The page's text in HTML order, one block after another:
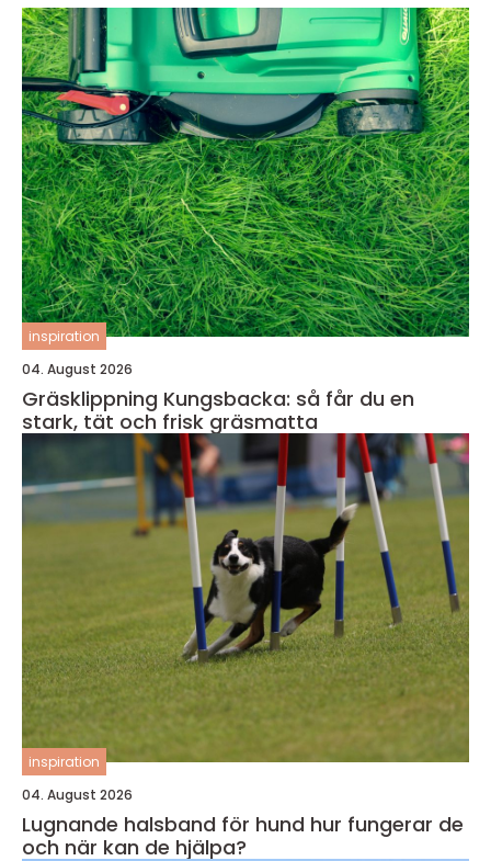
inspiration
04. August 2026
Gräsklippning Kungsbacka: så får du en
stark, tät och frisk gräsmatta
inspiration
04. August 2026
Lugnande halsband för hund hur fungerar de
och när kan de hjälpa?